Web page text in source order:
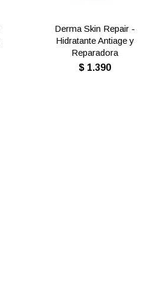
Derma Skin Repair -
Hidratante Antiage y
Reparadora
$ 1.390